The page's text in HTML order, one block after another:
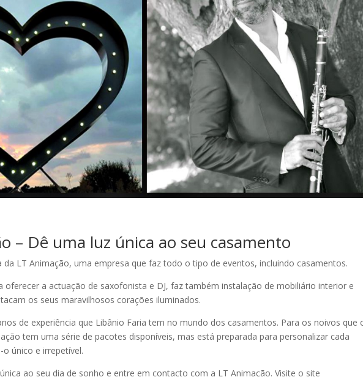
– Dê uma luz única ao seu casamento
da LT Animação, uma empresa que faz todo o tipo de eventos, incluindo casamentos.
oferecer a actuação de saxofonista e DJ, faz também instalação de mobiliário interior e
os seus maravilhosos corações iluminados.
de experiência que Libânio Faria tem no mundo dos casamentos. Para os noivos que
tem uma série de pacotes disponíveis, mas está preparada para personalizar cada
o único e irrepetível.
ao seu dia de sonho e entre em contacto com a LT Animação. Visite o site